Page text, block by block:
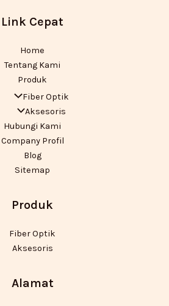
Link Cepat
Home
Tentang Kami
Produk
Fiber Optik
Aksesoris
Hubungi Kami
Company Profil
Blog
Sitemap
Produk
Fiber Optik
Aksesoris
Alamat